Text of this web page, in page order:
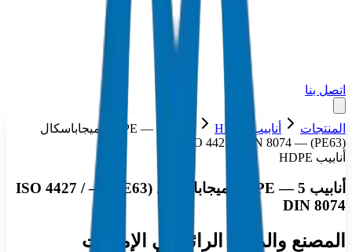
اتصل بنا
المنتجات أنابيب HDPE
أنابيب HDPE — 5 ميجاباسكال
(PE63) — ISO 4427 / DIN 8074
أنابيب HDPE
أنابيب HDPE — 5 ميجاباسكال (PE63) — ISO 4427 /
DIN 8074
المصنع والمورد الرائد في الإمارات